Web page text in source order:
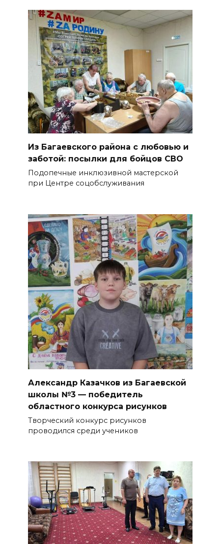
Из Багаевского района с любовью и
заботой: посылки для бойцов СВО
Подопечные инклюзивной мастерской
при Центре соцобслуживания
Александр Казачков из Багаевской
школы №3 — победитель
областного конкурса рисунков
Творческий конкурс рисунков
проводился среди учеников